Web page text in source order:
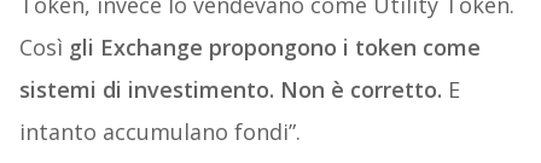
Così gli Exchange propongono i token come
sistemi di investimento. Non è corretto. E
intanto accumulano fondi”.